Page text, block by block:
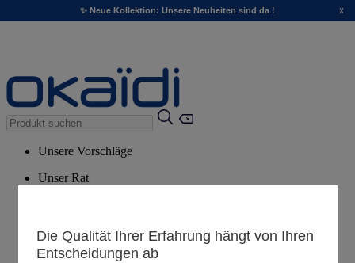
✨ Neue Kollektion: Unsere Neuheiten sind da ! x
Unsere Vorschläge
Unser Rat
Die Qualität Ihrer Erfahrung hängt von Ihren
Entscheidungen ab